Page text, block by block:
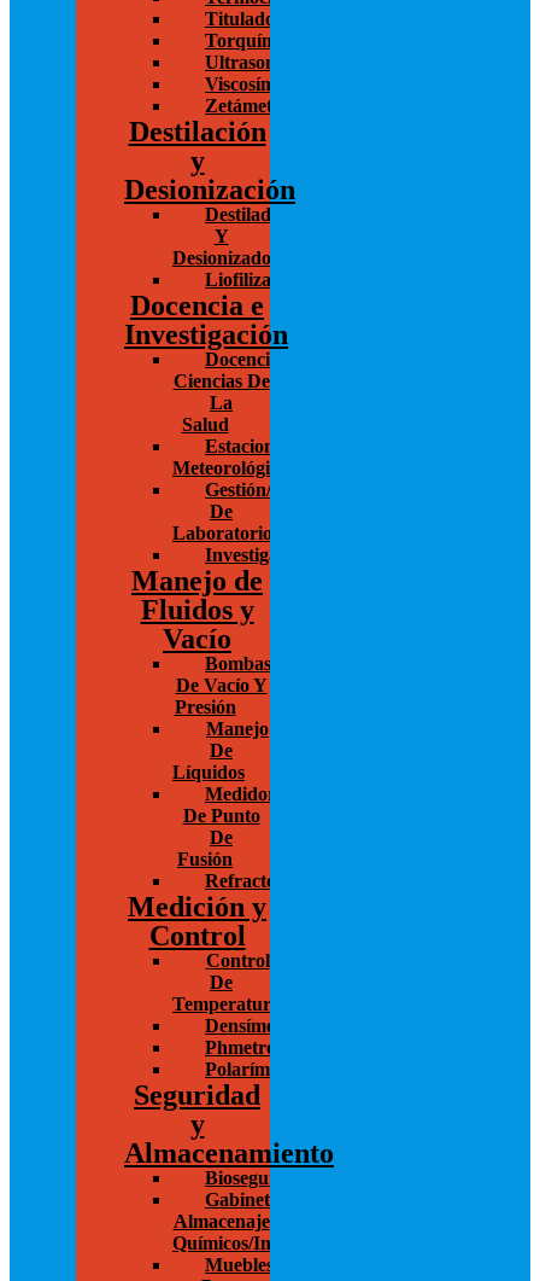
Titulador
Torquímetros
Ultrasonido
Viscosímetros
Zetámetro
Destilación
y
Desionización
Destiladores
Y
Desionizadores
Liofilización/Concentración
Docencia e
Investigación
Docencia/Investigación
Ciencias De
La
Salud
Estaciones
Meteorológicas
Gestión/Administración
De
Laboratorios
Investigación
Manejo de
Fluidos y
Vacío
Bombas
De Vacío Y
Presión
Manejo
De
Líquidos
Medidores
De Punto
De
Fusión
Refractómetro
Medición y
Control
Control
De
Temperatura
Densímetros
Phmetros
Polarímetros
Seguridad
y
Almacenamiento
Bioseguridad
Gabinetes
Almacenaje
Químicos/Inflamables
Muebles